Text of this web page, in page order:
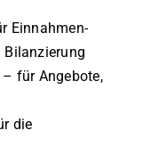
Einnahmen-
Bilanzierung
– für Angebote,
die